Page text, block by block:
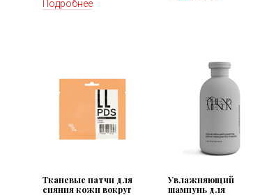
Подробнее
Тканевые патчи для
сияния кожи вокруг
Увлажняющий
шампунь для